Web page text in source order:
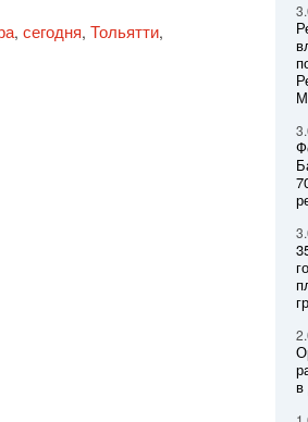
, сегодня, Тольятти,
в